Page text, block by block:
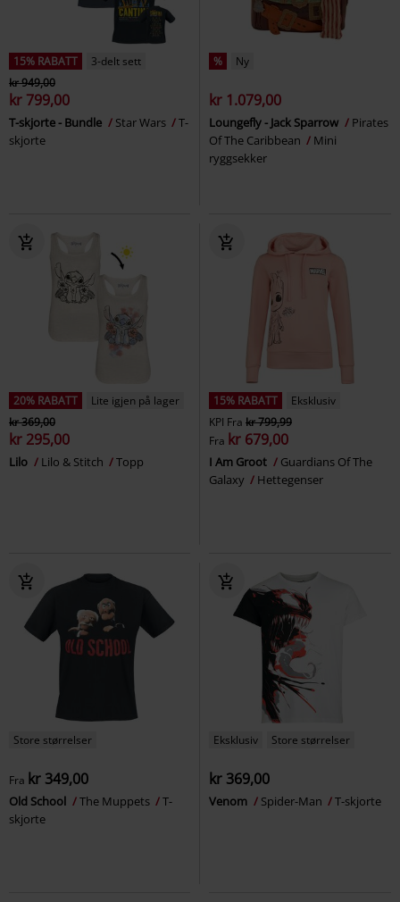
15% RABATT
3-delt sett
kr 949,00
kr 799,00
T-skjorte - Bundle Star Wars
T-
skjorte
% Ny
kr 1.079,00
Loungefly - Jack Sparrow
Pirates
Of The Caribbean
Mini
ryggsekker
20% RABATT
Lite igjen på lager
kr 369,00
kr 295,00
Lilo Lilo & Stitch Topp
15% RABATT
Eksklusiv
KPI Fra kr 799,99
Fra kr 679,00
I Am Groot
Guardians Of The
Galaxy
Hettegenser
Store størrelser
Fra kr 349,00
Old School The Muppets
T-
skjorte
Eksklusiv Store størrelser
kr 369,00
Venom Spider-Man T-skjorte